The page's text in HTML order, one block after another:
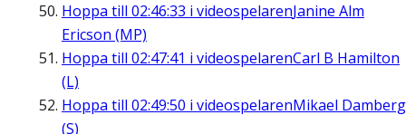
Hoppa till 02:46:33 i videospelarenJanine Alm
Ericson (MP)
Hoppa till 02:47:41 i videospelarenCarl B Hamilton
(L)
Hoppa till 02:49:50 i videospelarenMikael Damberg
(S)